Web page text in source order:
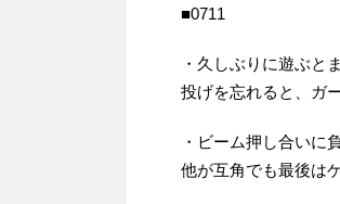
■0711
・久しぶりに遊ぶと
投げを忘れると、ガ
・ビーム押し合いに
他が互角でも最後は